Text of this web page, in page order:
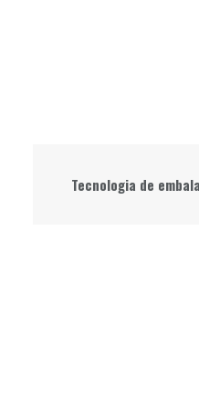
Tecnologia de